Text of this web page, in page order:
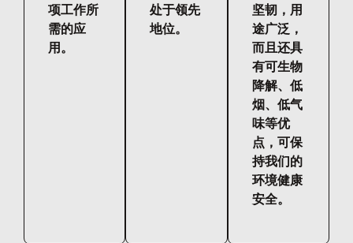
项工作所
需的应
用。
处于领先
地位。
坚韧，用
途广泛，
而且还具
有可生物
降解、低
烟、低气
味等优
点，可保
持我们的
环境健康
安全。